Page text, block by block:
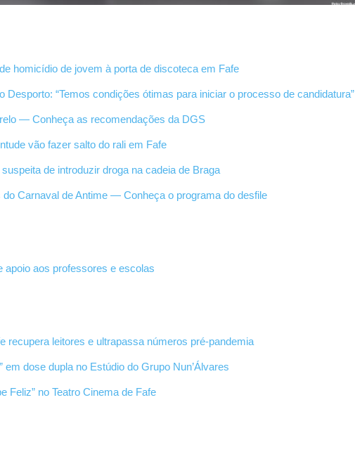
homicídio de jovem à porta de discoteca em Fafe
Desporto: “Temos condições ótimas para iniciar o processo de candidatura”
— Conheça as recomendações da DGS
vão fazer salto do rali em Fafe
de introduzir droga na cadeia de Braga
Carnaval de Antime — Conheça o programa do desfile
apoio aos professores e escolas
recupera leitores e ultrapassa números pré-pandemia
em dose dupla no Estúdio do Grupo Nun’Álvares
Feliz” no Teatro Cinema de Fafe